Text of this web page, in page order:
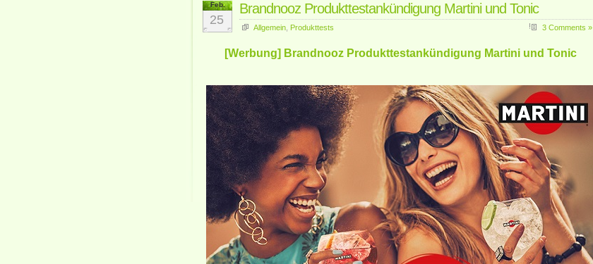
Feb.
25
Brandnooz Produkttestankündigung Martini und Tonic
Allgemein Produkttests 3 Comments »
[Werbung] Brandnooz Produkttestankündigung Martini und Tonic